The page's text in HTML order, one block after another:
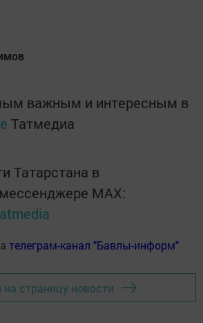
важным и интересным в
Татмедиа
Татарстана в
MАХ:
телеграм-канал "Бавлы-информ"
на страницу новости